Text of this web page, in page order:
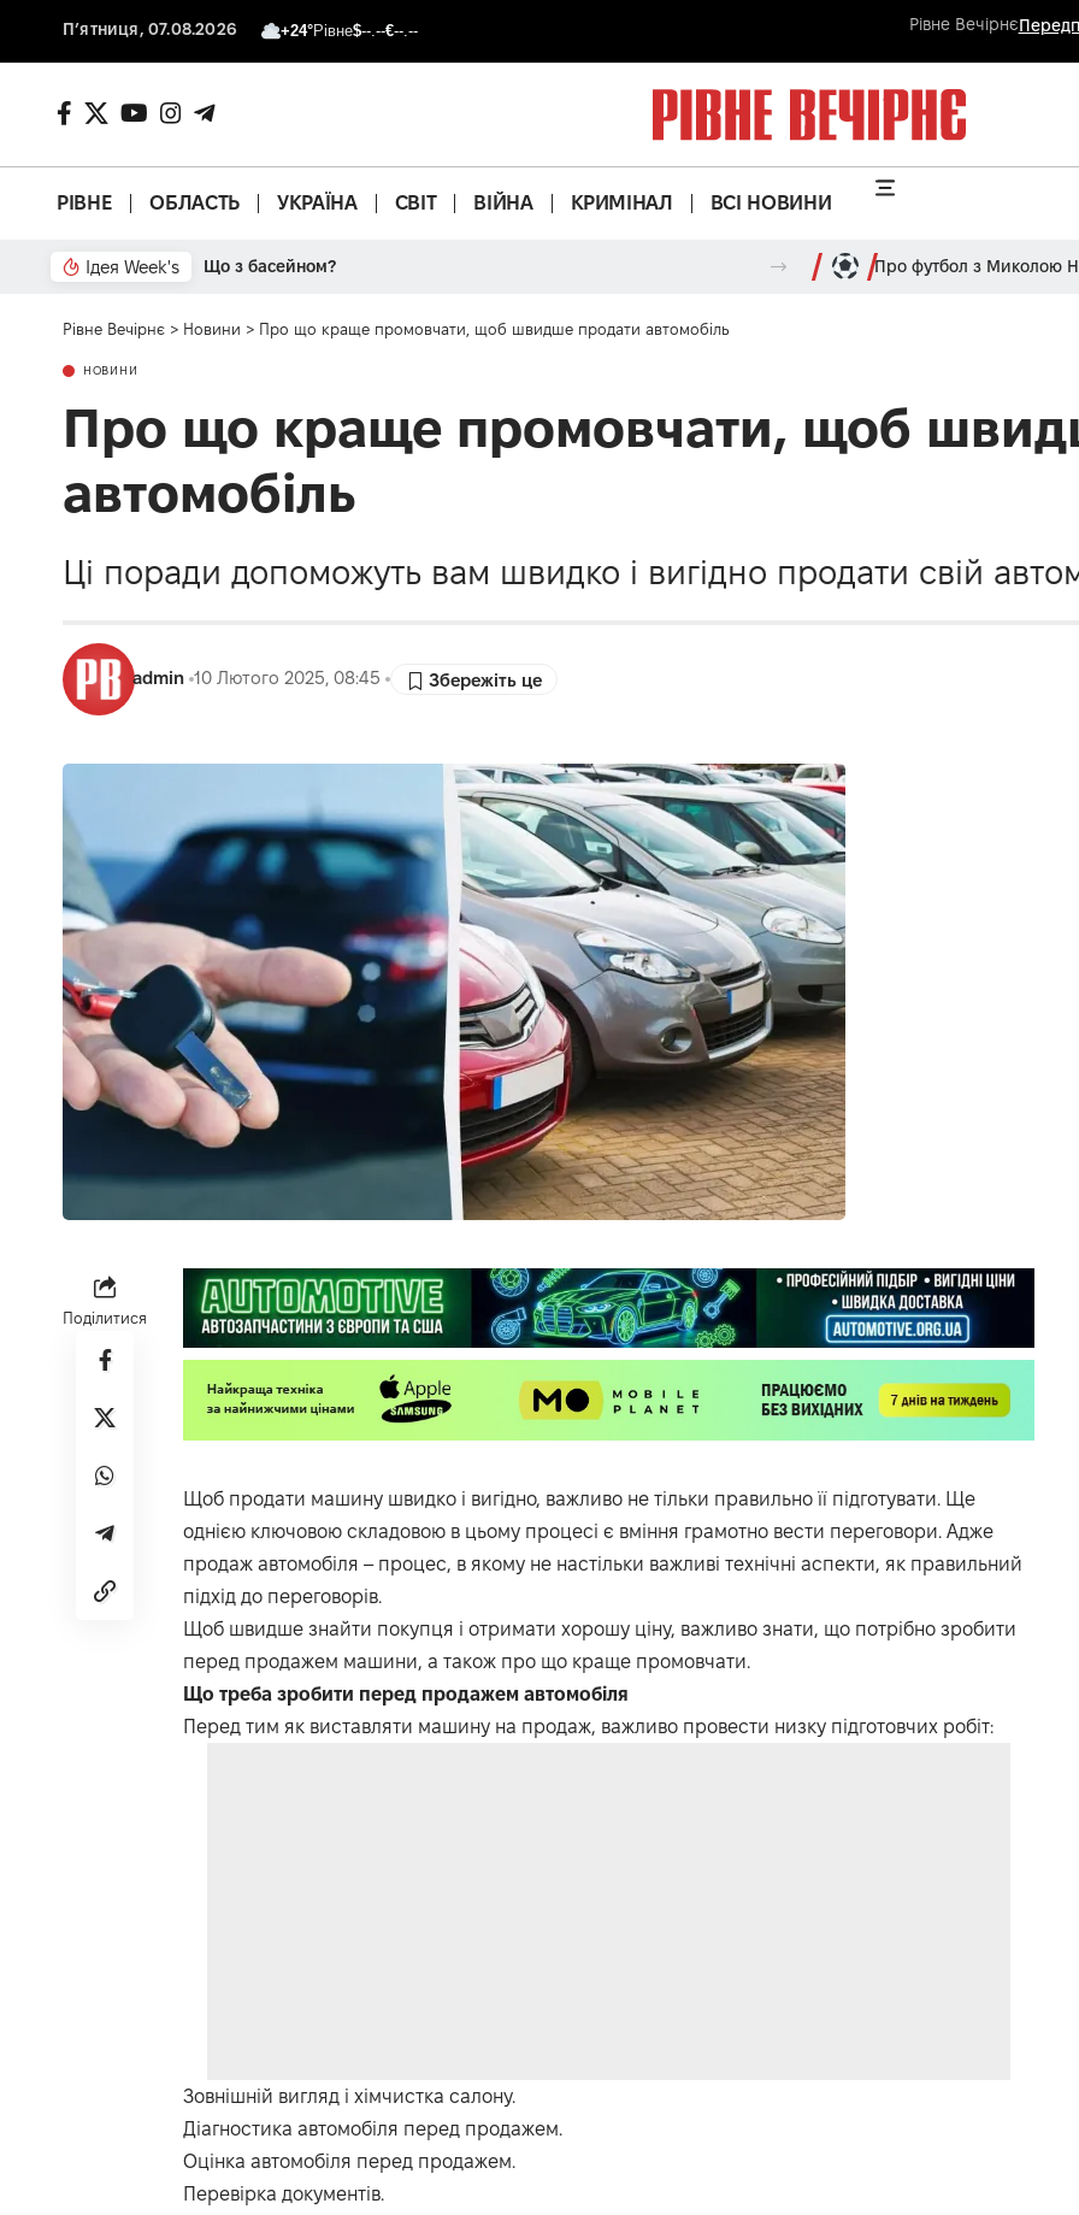
П’ятниця, 07.08.2026 +24°Рівне$--.--€--.-- Рівне Вечірнє
РІВНЕ ОБЛАСТЬ УКРАЇНА СВІТ ВІЙНА КРИМІНАЛ ВСІ НОВИНИ
Ідея Week's Від паркану до картонки Про футбол з Миколою
Рівне Вечірнє > Новини > Про що краще промовчати, щоб швидше продати автомобіль
НОВИНИ
Про що краще промовчати, щоб
автомобіль
Ці поради допоможуть вам швидко і вигідно продати свій
admin 10 Лютого 2025, 08:45
Поділитися
Щоб продати машину швидко і вигідно, важливо не тільки правильно її підготувати. Ще
однією ключовою складовою в цьому процесі є вміння грамотно вести переговори. Адже
продаж автомобіля – процес, в якому не настільки важливі технічні аспекти, як правильний
підхід до переговорів.
Щоб швидше знайти покупця і отримати хорошу ціну, важливо знати, що потрібно зробити
перед продажем машини, а також про що краще промовчати.
Що треба зробити перед продажем автомобіля
Перед тим як виставляти машину на продаж, важливо провести низку підготовчих робіт:
Зовнішній вигляд і хімчистка салону.
Діагностика автомобіля перед продажем.
Оцінка автомобіля перед продажем.
Перевірка документів.